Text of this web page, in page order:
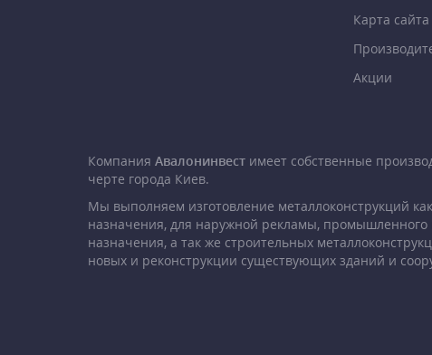
Карта сайта
Акции
Компания Авалонинвест имеет собственные
черте города Киев.
Мы выполняем изготовление металлоконструкций
назначения, для наружной рекламы, промышленного
назначения, а так же строительных
новых и реконструкции существующих зданий и